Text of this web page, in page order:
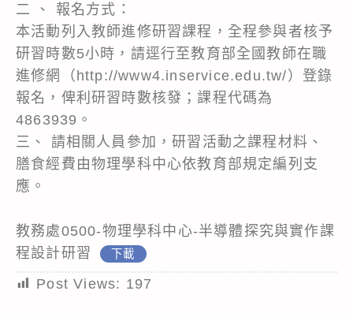
二 、 報名方式：
本活動列入教師進修研習課程，全程參與者核予
研習時數5小時，請逕行至教育部全國教師在職
進修網（http://www4.inservice.edu.tw/）登錄
報名，俾利研習時數核發；課程代碼為
4863939。
三、 請相關人員參加，研習活動之課程材料、
膳食經費由物理學科中心依教育部規定編列支
應。
教務處0500-物理學科中心-半導體探究與實作課
程設計研習
下載
Post Views: 197